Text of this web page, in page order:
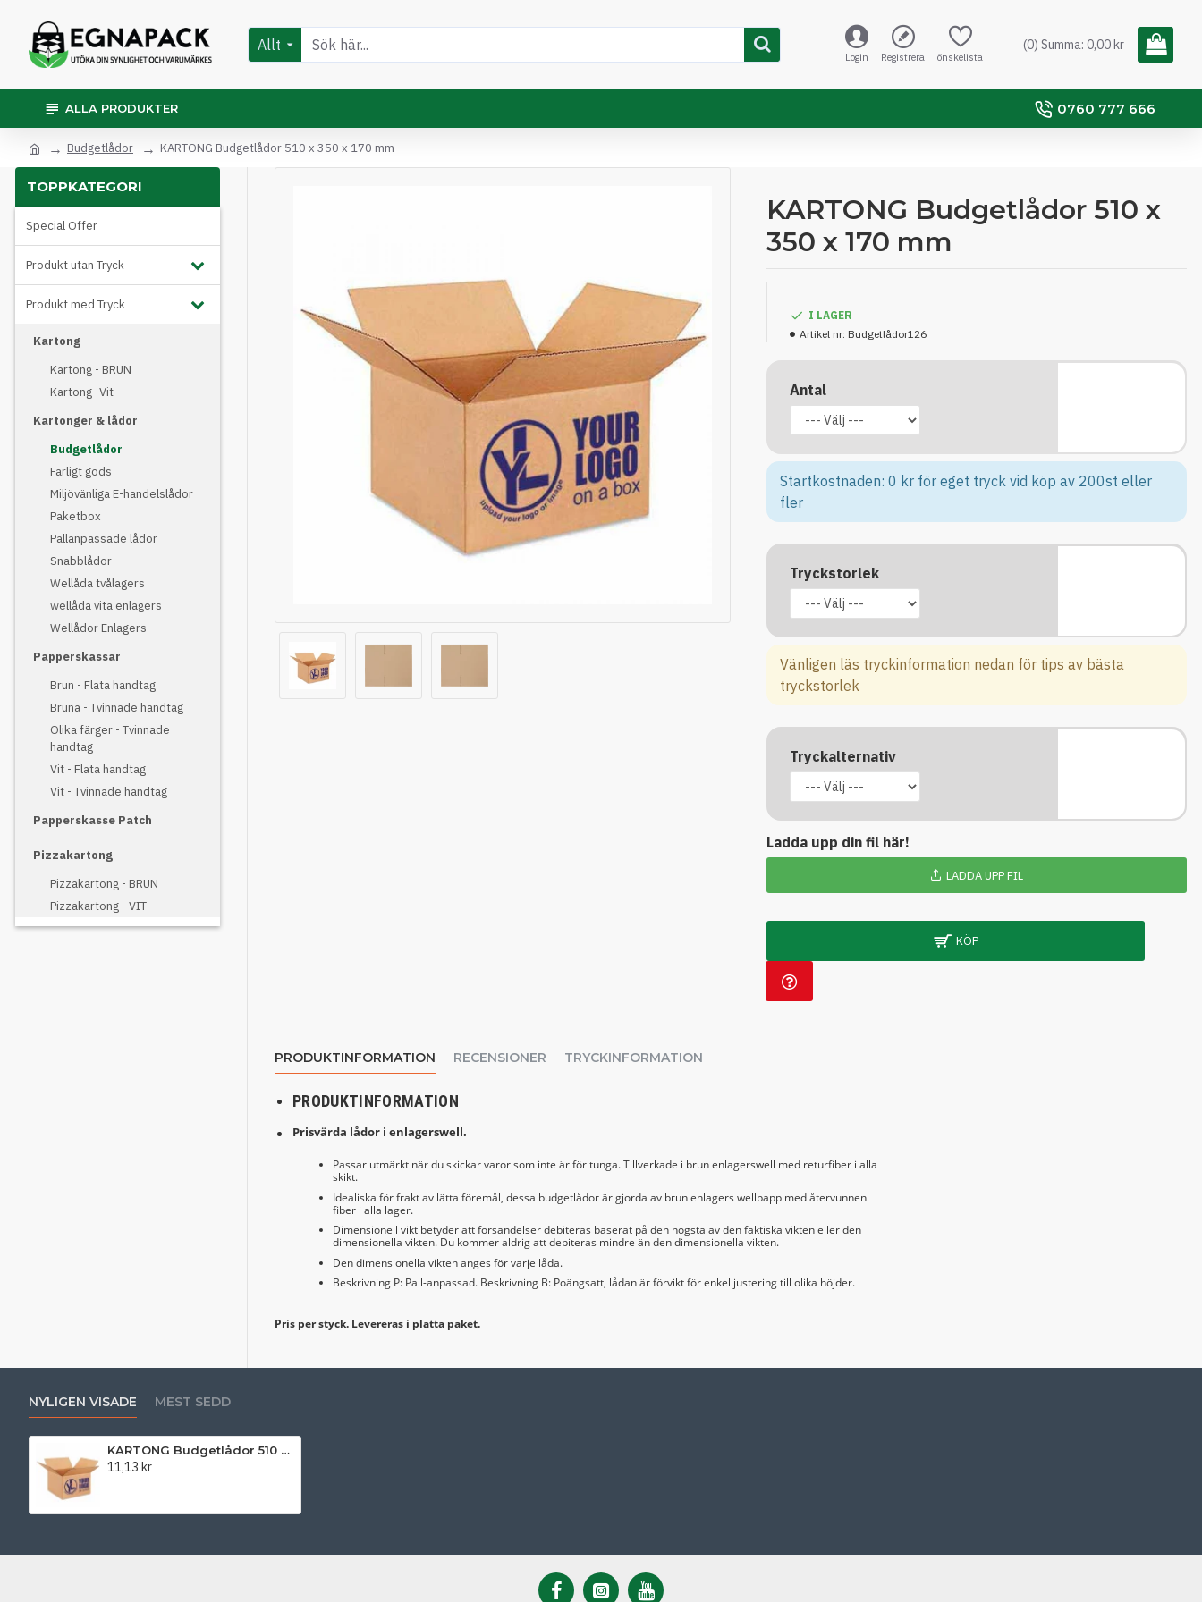
Allt
Login Registrera önskelista
(0) Summa: 0,00 kr
ALLA PRODUKTER 0760 777 666
Budgetlådor KARTONG Budgetlådor 510 x 350 x 170 mm
TOPPKATEGORI
Special Offer
Produkt utan Tryck
Produkt med Tryck
Kartong
Kartong - BRUN
Kartong- Vit
Kartonger & lådor
Budgetlådor
Farligt gods
Miljövänliga E-handelslådor
Paketbox
Pallanpassade lådor
Snabblådor
Wellåda tvålagers
wellåda vita enlagers
Wellådor Enlagers
Papperskassar
Brun - Flata handtag
Bruna - Tvinnade handtag
Olika färger - Tvinnade
handtag
Vit - Flata handtag
Vit - Tvinnade handtag
Papperskasse Patch
Pizzakartong
Pizzakartong - BRUN
Pizzakartong - VIT
KARTONG Budgetlådor 510 x
350 x 170 mm
I LAGER
Artikel nr: Budgetlådor126
Antal
Startkostnaden: 0 kr för eget tryck vid köp av 200st eller
fler
Tryckstorlek
Vänligen läs tryckinformation nedan för tips av bästa
tryckstorlek
Tryckalternativ
Ladda upp din fil här!
LADDA UPP FIL
KÖP
PRODUKTINFORMATION RECENSIONER TRYCKINFORMATION
PRODUKTINFORMATION
Prisvärda lådor i enlagerswell.
Passar utmärkt när du skickar varor som inte är för tunga. Tillverkade i brun enlagerswell med returfiber i alla
skikt.
Idealiska för frakt av lätta föremål, dessa budgetlådor är gjorda av brun enlagers wellpapp med återvunnen
fiber i alla lager.
Dimensionell vikt betyder att försändelser debiteras baserat på den högsta av den faktiska vikten eller den
dimensionella vikten. Du kommer aldrig att debiteras mindre än den dimensionella vikten.
Den dimensionella vikten anges för varje låda.
Beskrivning P: Pall-anpassad. Beskrivning B: Poängsatt, lådan är förvikt för enkel justering till olika höjder.
Pris per styck. Levereras i platta paket.
NYLIGEN VISADE MEST SEDD
KARTONG Budgetlådor 510 x 350 x 170 mm
11,13 kr